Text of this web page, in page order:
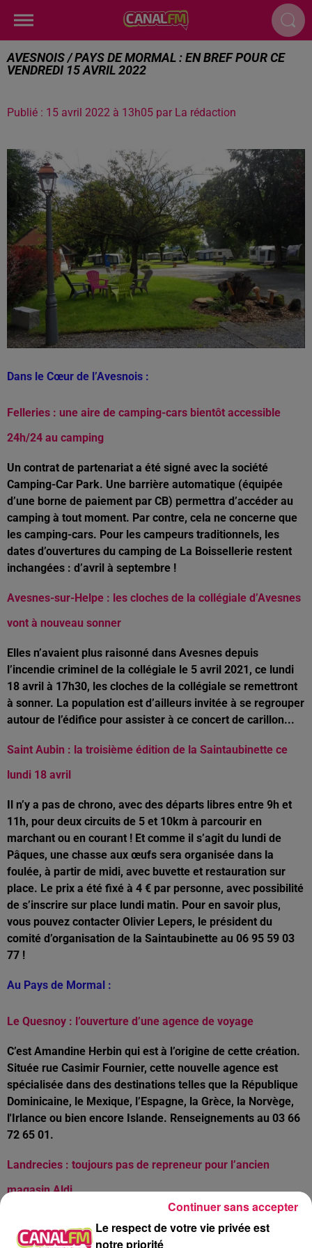
AVESNOIS / PAYS DE MORMAL : EN BREF POUR CE
VENDREDI 15 AVRIL 2022
Publié : 15 avril 2022 à 13h05 par La rédaction
Dans le Cœur de l’Avesnois :
Felleries : une aire de camping-cars bientôt accessible
24h/24 au camping
Un contrat de partenariat a été signé avec la société
Camping-Car Park. Une barrière automatique (équipée
d’une borne de paiement par CB) permettra d’accéder au
camping à tout moment. Par contre, cela ne concerne que
les camping-cars. Pour les campeurs traditionnels, les
dates d’ouvertures du camping de La Boissellerie restent
inchangées : d’avril à septembre !
Avesnes-sur-Helpe : les cloches de la collégiale d’Avesnes
vont à nouveau sonner
Elles n’avaient plus raisonné dans Avesnes depuis
l’incendie criminel de la collégiale le 5 avril 2021, ce lundi
18 avril à 17h30, les cloches de la collégiale se remettront
à sonner. La population est d’ailleurs invitée à se regrouper
autour de l’édifice pour assister à ce concert de carillon...
Saint Aubin : la troisième édition de la Saintaubinette ce
lundi 18 avril
Il n’y a pas de chrono, avec des départs libres entre 9h et
11h, pour deux circuits de 5 et 10km à parcourir en
marchant ou en courant ! Et comme il s’agit du lundi de
Pâques, une chasse aux œufs sera organisée dans la
foulée, à partir de midi, avec buvette et restauration sur
place. Le prix a été fixé à 4 € par personne, avec possibilité
de s’inscrire sur place lundi matin. Pour en savoir plus,
vous pouvez contacter Olivier Lepers, le président du
comité d’organisation de la Saintaubinette au 06 95 59 03
77 !
Au Pays de Mormal :
Le Quesnoy : l’ouverture d’une agence de voyage
C’est Amandine Herbin qui est à l’origine de cette création.
Située rue Casimir Fournier, cette nouvelle agence est
spécialisée dans des destinations telles que la République
Dominicaine, le Mexique, l’Espagne, la Grèce, la Norvège,
l'Irlance ou bien encore Islande. Renseignements au 03 66
72 65 01.
Landrecies : toujours pas de repreneur pour l’ancien
magasin Aldi
avait été mis en vente pour 700 000 €, mais les
Le respect de votre vie privée est
notre priorité
Continuer sans accepter